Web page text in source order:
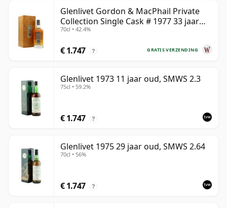
Glenlivet Gordon & MacPhail Private
Collection Single Cask # 1977 33 jaar
oud
70cl • 42.4%
GRATIS VERZENDING
€ 1.747 ?
Glenlivet 1973 11 jaar oud, SMWS 2.3
75cl • 59.2%
€ 1.747 ?
Glenlivet 1975 29 jaar oud, SMWS 2.64
70cl • 56%
€ 1.747 ?